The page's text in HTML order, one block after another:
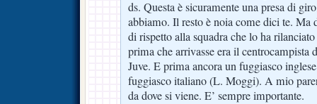
ds. Questa è sicuramente una presa di
abbiamo. Il resto è noia come dici te. Ma
di rispetto alla squadra che lo ha
prima che arrivasse era il centrocampista
Juve. E prima ancora un fuggiasco
fuggiasco italiano (L. Moggi). A mio
da dove si viene. E’ sempre importante.